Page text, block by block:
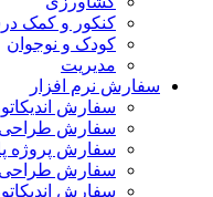
کنکور و کمک‌
کودک و نوجوان
مدیریت
سفارش نرم افزار
سفارش
سفارش
سفارش پروژه
سفارش طراحی
سفارش